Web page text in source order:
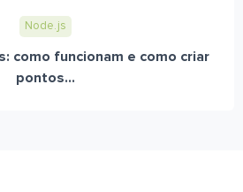
Node.js
como funcionam e como criar
pontos...